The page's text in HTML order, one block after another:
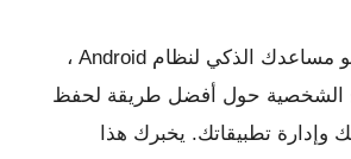
Samsung Max هو مساعدك الذكي لنظام Android ،
الشخصية حول أفضل طريقة لحفظ
وإدارة تطبيقاتك. يخبرك هذا